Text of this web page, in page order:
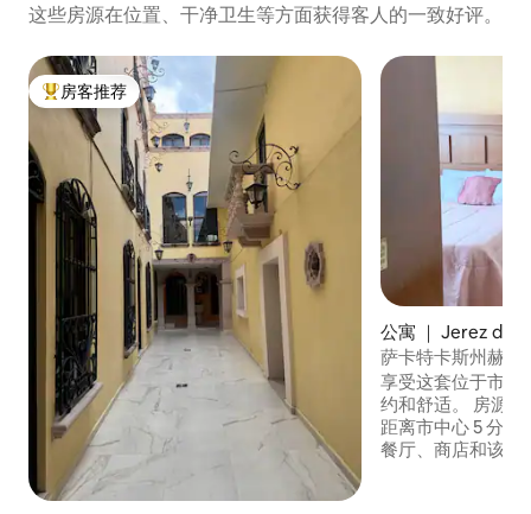
这些房源在位置、干净卫生等方面获得客人的一致好评。
热门「房客推荐」
房客推荐
公寓 ｜ Jerez de
萨卡特卡斯州赫雷
享受这套位于市中
约和舒适。 房源
距离市中心 5 分钟
餐厅、商店和该地区